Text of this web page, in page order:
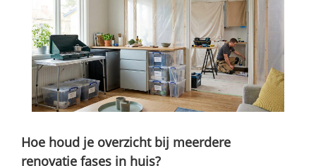
Hoe houd je overzicht bij meerdere
renovatie fases in huis?